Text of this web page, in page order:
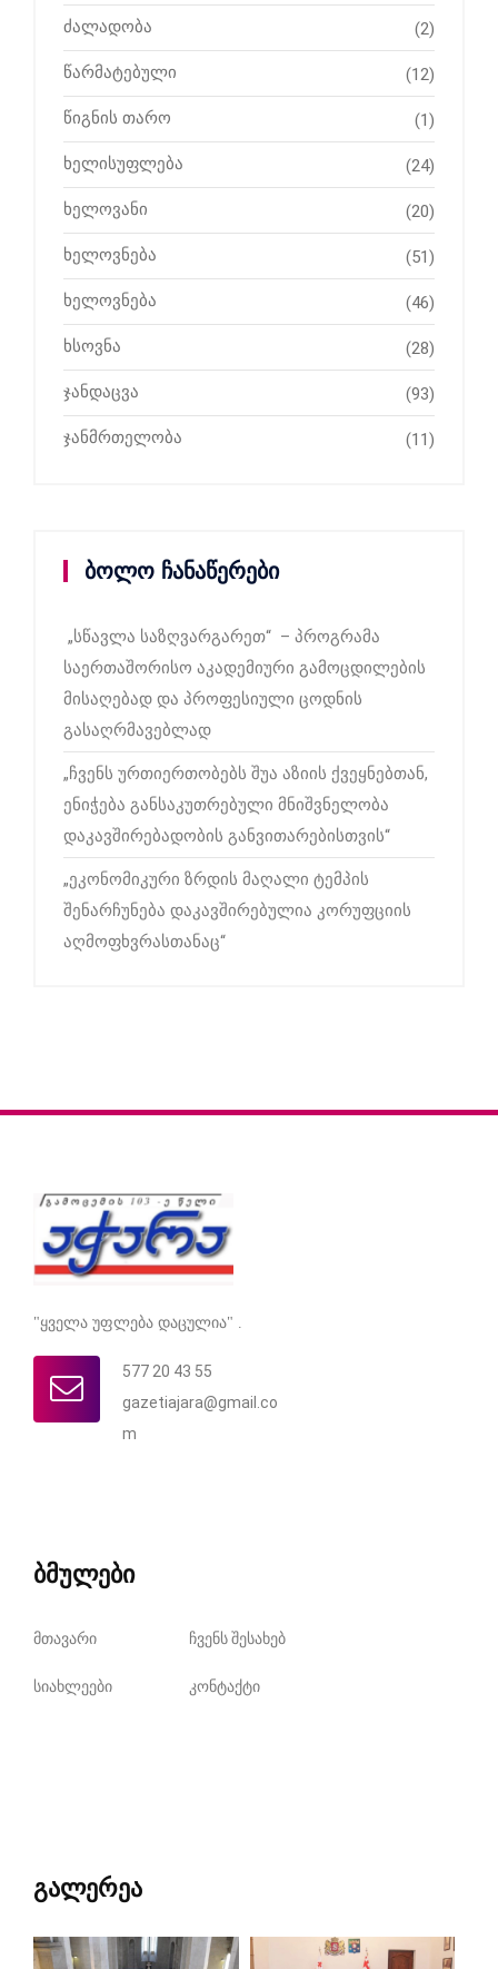
ძალადობა (2)
წარმატებული (12)
წიგნის თარო (1)
ხელისუფლება (24)
ხელოვანი (20)
ხელოვნება (51)
ხელოვნება (46)
ხსოვნა (28)
ჯანდაცვა (93)
ჯანმრთელობა (11)
ბოლო ჩანაწერები
„სწავლა საზღვარგარეთ“ – პროგრამა
საერთაშორისო აკადემიური გამოცდილების
მისაღებად და პროფესიული ცოდნის
გასაღრმავებლად
„ჩვენს ურთიერთობებს შუა აზიის ქვეყნებთან,
ენიჭება განსაკუთრებული მნიშვნელობა
დაკავშირებადობის განვითარებისთვის“
„ეკონომიკური ზრდის მაღალი ტემპის
შენარჩუნება დაკავშირებულია კორუფციის
აღმოფხვრასთანაც“
"ყველა უფლება დაცულია" .
577 20 43 55
gazetiajara@gmail.co
m
ბმულები
მთავარი ჩვენს შესახებ
სიახლეები კონტაქტი
გალერეა